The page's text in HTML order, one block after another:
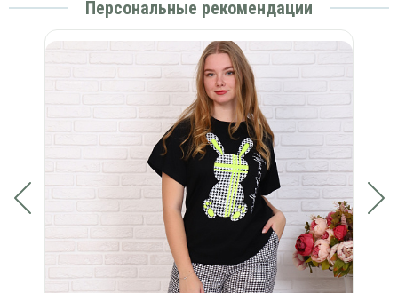
Персональные рекомендации